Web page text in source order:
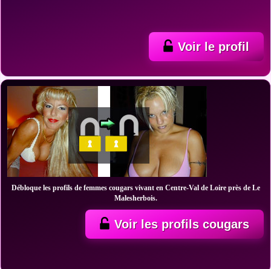
Voir le profil
Débloque les profils de femmes cougars vivant en Centre-Val de Loire près de Le
Malesherbois.
Voir les profils cougars